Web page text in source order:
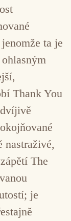
ta je
Thank You
nastraživé,
The
je